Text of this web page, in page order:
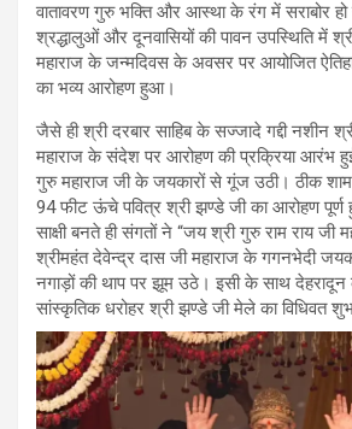
वातावरण गुरु भक्ति और आस्था के रंग में सराबोर हो
श्रद्धालुओं और दूनवासियों की पावन उपस्थिति में
महाराज के जन्मदिवस के अवसर पर आयोजित
का भव्य आरोहण हुआ।
जैसे ही श्री दरबार साहिब के सज्जादे गद्दी नशीन
महाराज के संदेश पर आरोहण की प्रक्रिया आरंभ
गुरु महाराज जी के जयकारों से गूंज उठी। ठीक
94 फीट ऊंचे पवित्र श्री झण्डे जी का आरोहण पूर्ण
साक्षी बनते ही संगतों ने “जय श्री गुरु राम राय जी
श्रीमहंत देवेन्द्र दास जी महाराज के गगनभेदी
नगाड़ों की थाप पर झूम उठे। इसी के साथ देहरादून
सांस्कृतिक धरोहर श्री झण्डे जी मेले का विधिवत